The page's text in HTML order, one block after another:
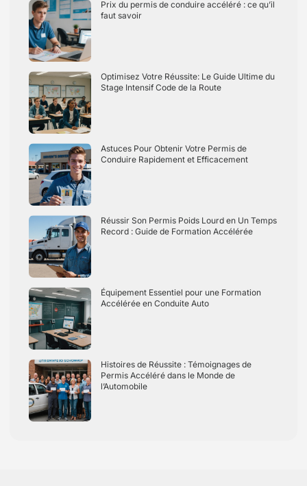
Prix du permis de conduire accéléré : ce qu’il
faut savoir
Optimisez Votre Réussite: Le Guide Ultime du
Stage Intensif Code de la Route
Astuces Pour Obtenir Votre Permis de
Conduire Rapidement et Efficacement
Réussir Son Permis Poids Lourd en Un Temps
Record : Guide de Formation Accélérée
Équipement Essentiel pour une Formation
Accélérée en Conduite Auto
Histoires de Réussite : Témoignages de
Permis Accéléré dans le Monde de
l’Automobile